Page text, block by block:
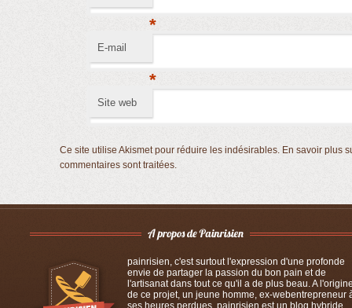
*
E-mail
*
Site web
Ce site utilise Akismet pour réduire les indésirables. En savoir plus
commentaires sont traitées.
painrisien, c'est surtout l'expression d'une profonde
envie de partager la passion du bon pain et de
l'artisanat dans tout ce qu'il a de plus beau. A
de ce projet, un jeune homme, ex-webentrepreneur
ses heures perdues. painrisien est un blog hybride